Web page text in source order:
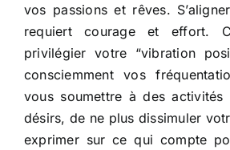
vos passions et rêves.
requiert courage et effort.
privilégier votre “vibration
consciemment vos
vous soumettre à des
désirs, de ne plus dissimuler
exprimer sur ce qui compte